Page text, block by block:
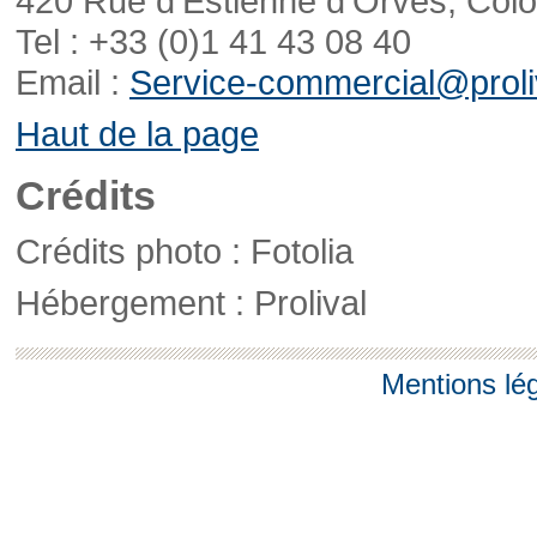
Tel : +33 (0)1 41 43 08 40
Email : Service-
Haut de la page
Crédits
Crédits photo : Fotolia
Hébergement : Prolival
Mentions